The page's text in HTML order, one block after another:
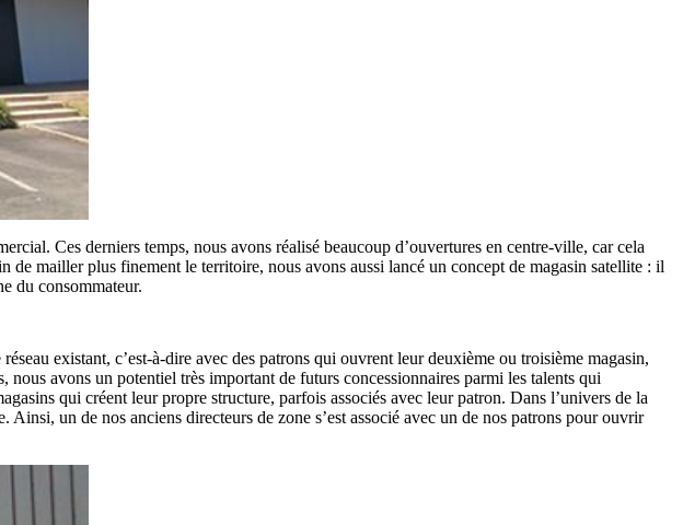
Ces derniers temps, nous avons réalisé beaucoup d’ouvertures en centre-ville, car cela
mailler plus finement le territoire, nous avons aussi lancé un concept de magasin satellite : il
du consommateur.
existant, c’est-à-dire avec des patrons qui ouvrent leur deuxième ou troisième magasin,
nous avons un potentiel très important de futurs concessionnaires parmi les talents qui
qui créent leur propre structure, parfois associés avec leur patron. Dans l’univers de la
un de nos anciens directeurs de zone s’est associé avec un de nos patrons pour ouvrir